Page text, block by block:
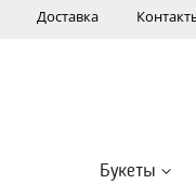
Доставка
Букеты